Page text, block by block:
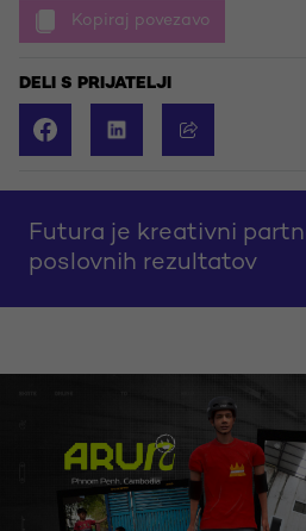
Kopiraj povezavo
DELI S PRIJATELJI
Futura je kreativni
poslovnih rezultatov